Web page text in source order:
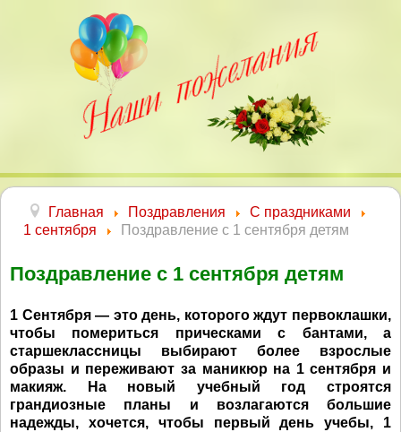
Главная Поздравления
С праздниками
1 сентября
Поздравление с 1 сентября детям
Поздравление с 1 сентября детям
1 Сентября — это день, которого ждут первоклашки,
чтобы помериться прическами с бантами, а
старшеклассницы выбирают более взрослые
образы и переживают за маникюр на 1 сентября и
макияж. На новый учебный год строятся
грандиозные планы и возлагаются большие
надежды, хочется, чтобы первый день учебы, 1